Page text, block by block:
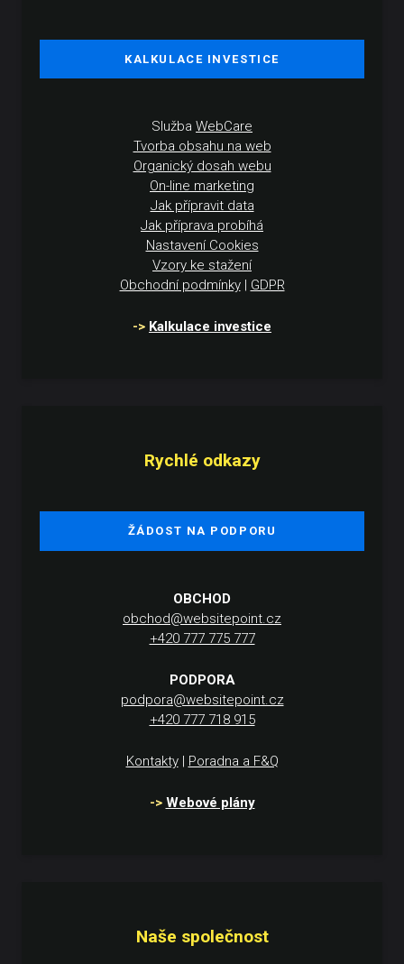
KALKULACE INVESTICE
Služba WebCare
Tvorba obsahu na web
Organický dosah webu
On-line marketing
Jak přípravit data
Jak příprava probíhá
Nastavení Cookies
Vzory ke stažení
Obchodní podmínky| GDPR
-> Kalkulace investice
Rychlé odkazy
ŽÁDOST NA PODPORU
OBCHOD
obchod@websitepoint.cz
+420 777 775 777
PODPORA
podpora@websitepoint.cz
+420 777 718 915
Kontakty| Poradna a F&Q
-> Webové plány
Naše společnost